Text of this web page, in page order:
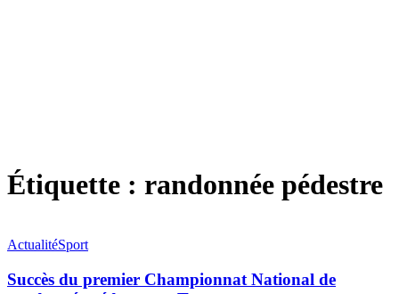
Étiquette : randonnée pédestre
ActualitéSport
Succès du premier Championnat National de